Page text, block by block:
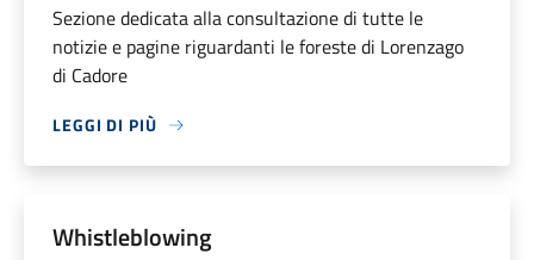
Sezione dedicata alla consultazione di tutte le
notizie e pagine riguardanti le foreste di Lorenzago
di Cadore
LEGGI DI PIÙ
Whistleblowing